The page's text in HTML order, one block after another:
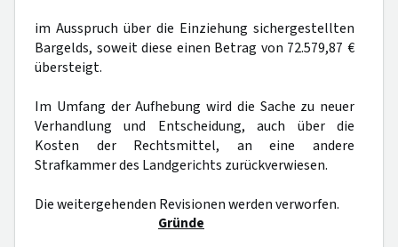
im Ausspruch über die Einziehung sichergestellten
Bargelds, soweit diese einen Betrag von 72.579,87 €
übersteigt.
Im Umfang der Aufhebung wird die Sache zu neuer
Verhandlung und Entscheidung, auch über die
Kosten der Rechtsmittel, an eine andere
Strafkammer des Landgerichts zurückverwiesen.
Die weitergehenden Revisionen werden verworfen.
Gründe